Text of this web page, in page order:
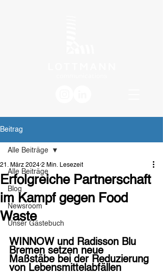
Beitrag
Alle Beiträge
Blog
Newsroom
Unser Gästebuch
Alle Beiträge
Erfolgreiche Partnerschaft
im Kampf gegen Food
Waste
21. März 2024 2 Min. Lesezeit
WINNOW und Radisson Blu
Bremen setzen neue
Maßstäbe bei der Reduzierung
von Lebensmittelabfällen